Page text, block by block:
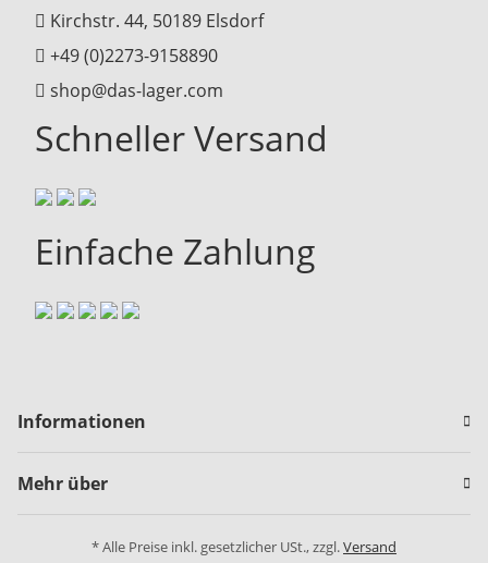
Kirchstr. 44, 50189 Elsdorf
+49 (0)2273-9158890
shop@das-lager.com
Schneller Versand
Einfache Zahlung
Informationen
Mehr über
* Alle Preise inkl. gesetzlicher USt., zzgl.Versand